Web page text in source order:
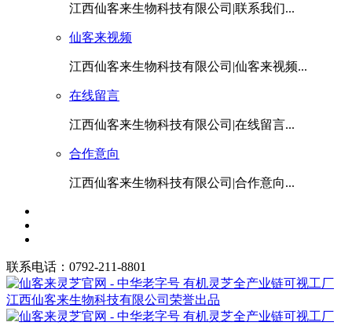
江西仙客来生物科技有限公司|联系我们...
仙客来视频
江西仙客来生物科技有限公司|仙客来视频...
在线留言
江西仙客来生物科技有限公司|在线留言...
合作意向
江西仙客来生物科技有限公司|合作意向...
联系电话：0792-211-8801